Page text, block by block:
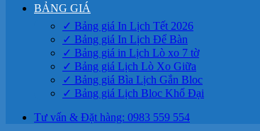
BẢNG GIÁ
✓ Bảng giá In Lịch Tết 2026
✓ Bảng giá In Lịch Để Bàn
✓ Bảng giá in Lịch Lò xo 7 tờ
✓ Bảng giá Lịch Lò Xo Giữa
✓ Bảng giá Bìa Lịch Gắn Bloc
✓ Bảng giá Lịch Bloc Khổ Đại
Tư vấn & Đặt hàng: 0983 559 554